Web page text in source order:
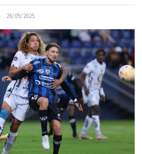
26/05/2025